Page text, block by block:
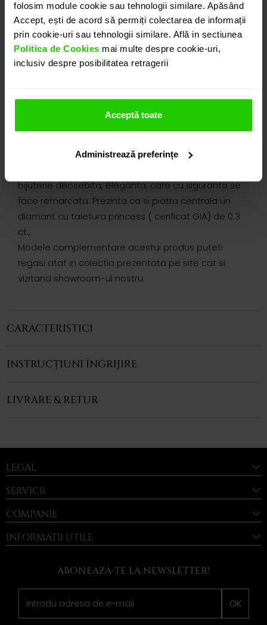
folosim module cookie sau tehnologii similare. Apăsând
Accept, ești de acord să permiți colectarea de informații
prin cookie-uri sau tehnologii similare. Află in sectiunea
Politica de Cookies mai multe despre cookie-uri,
inclusiv despre posibilitatea retragerii
Acceptă toate
Administrează preferințe
ADAUGĂ ÎN COȘ
PROGRAMEAZĂ O ÎNTÂLNIRE
INEL DIAMONDS DIN AUR DE 18k
bijuterie deosebita, eleganta, care cu siguranta se
face remarcata. Prezinta ca si piatra centrala un
diamant cu taietura princess ( cerificat GIA) de 0.3
ct.,
Modele complementare acestui produs puteti
regasi atat in colectia prezentata pe site cat si
vizitand showroom-ul nostru.
CARACTERISTICI
INSTRUCȚIUNI ÎNGRIJIRE
LIVRARE & RETUR
LEGAL
SERVICII
COMPANIE
INFORMAȚII UTILE
ABONEAZA-TE LA NEWSLETTER!
OK